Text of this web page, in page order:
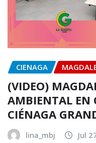
CIENAGA
(VIDEO)
AMBIENTAL EN
CIÉNAGA
lina_mbj Jul